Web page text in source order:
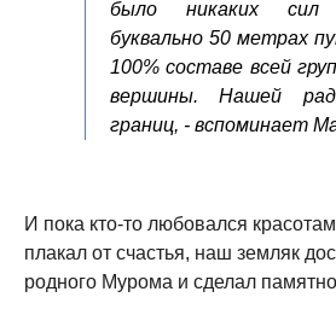
было никаких сил
буквально 50 метрах
100% составе всей
вершины. Нашей
границ, - вспоминает
И пока кто-то любовался
плакал от счастья, наш земляк
родного Мурома и сделал